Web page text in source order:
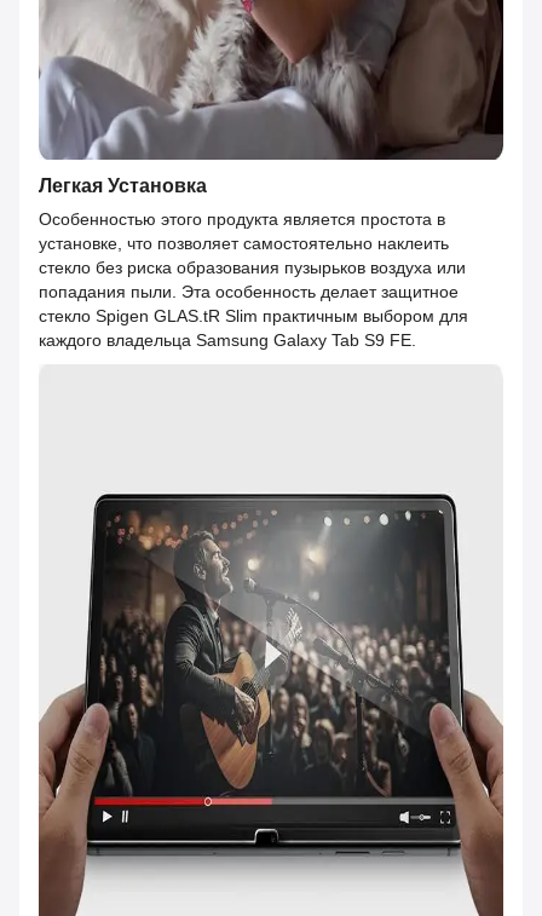
Легкая Установка
Особенностью этого продукта является простота в
установке, что позволяет самостоятельно наклеить
стекло без риска образования пузырьков воздуха или
попадания пыли. Эта особенность делает защитное
стекло Spigen GLAS.tR Slim практичным выбором для
каждого владельца Samsung Galaxy Tab S9 FE.